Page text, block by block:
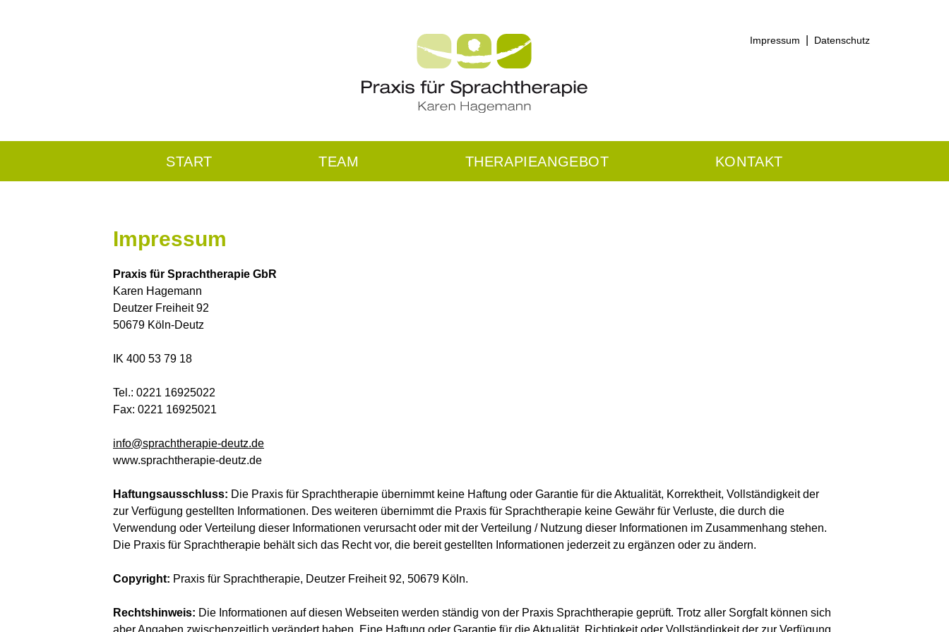
Impressum Datenschutz
START TEAM THERAPIEANGEBOT KONTAKT
Impressum
Praxis für Sprachtherapie GbR
Karen Hagemann
Deutzer Freiheit 92
50679 Köln-Deutz
IK 400 53 79 18
Tel.: 0221 16925022
Fax: 0221 16925021
info@sprachtherapie-deutz.de
www.sprachtherapie-deutz.de
Haftungsausschluss: Die Praxis für Sprachtherapie übernimmt keine Haftung oder Garantie für die Aktualität, Korrektheit, Vollständigkeit der
zur Verfügung gestellten Informationen. Des weiteren übernimmt die Praxis für Sprachtherapie keine Gewähr für Verluste, die durch die
Verwendung oder Verteilung dieser Informationen verursacht oder mit der Verteilung / Nutzung dieser Informationen im Zusammenhang stehen.
Die Praxis für Sprachtherapie behält sich das Recht vor, die bereit gestellten Informationen jederzeit zu ergänzen oder zu ändern.
Copyright: Praxis für Sprachtherapie, Deutzer Freiheit 92, 50679 Köln.
Rechtshinweis: Die Informationen auf diesen Webseiten werden ständig von der Praxis Sprachtherapie geprüft. Trotz aller Sorgfalt können sich